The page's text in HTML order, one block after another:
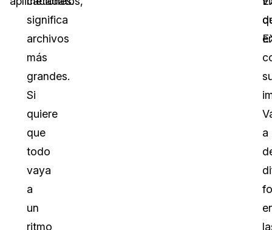
significa
archivos
más
grandes.
Si
quiere
que
todo
vaya
a
un
ritmo
a